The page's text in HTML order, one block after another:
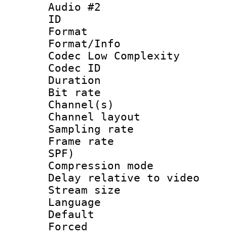
Audio #2
ID
Format :
Format/Info :
Codec Low Complexity
Codec ID :
Duration :
Bit rate :
Channel(s)
Channel
Sampling
Frame rate :
SPF)
Compression
Delay relative to
Stream size
Language